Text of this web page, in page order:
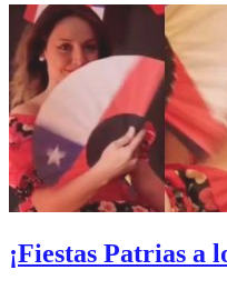
¡Fiestas Patrias a